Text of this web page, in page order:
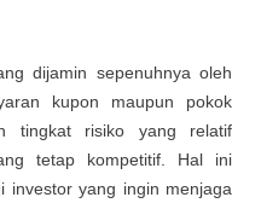
dijamin sepenuhnya oleh
kupon maupun pokok
tingkat risiko yang relatif
tetap kompetitif. Hal ini
investor yang ingin menjaga